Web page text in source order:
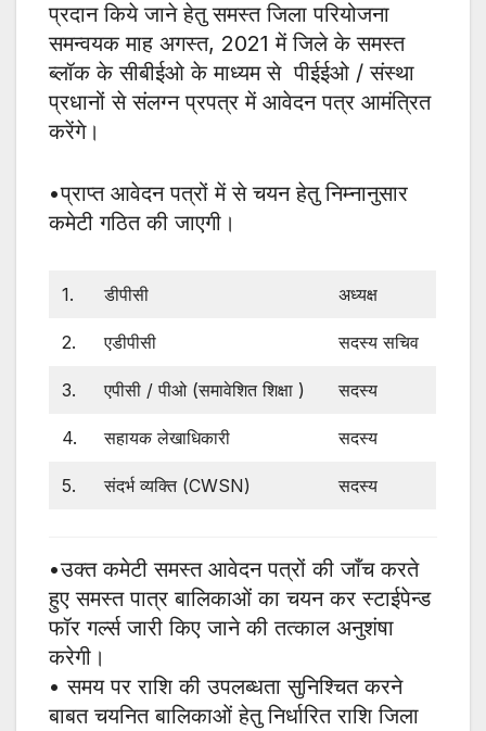
प्रदान किये जाने हेतु समस्त जिला परियोजना
समन्वयक माह अगस्त, 2021 में जिले के समस्त
ब्लॉक के सीबीईओ के माध्यम से पीईईओ / संस्था
प्रधानों से संलग्न प्रपत्र में आवेदन पत्र आमंत्रित
करेंगे।
•प्राप्त आवेदन पत्रों में से चयन हेतु निम्नानुसार
कमेटी गठित की जाएगी।
1. डीपीसी अध्यक्ष
2. एडीपीसी सदस्य सचिव
3. एपीसी / पीओ (समावेशित शिक्षा ) सदस्य
4. सहायक लेखाधिकारी सदस्य
5. संदर्भ व्यक्ति (CWSN) सदस्य
•उक्त कमेटी समस्त आवेदन पत्रों की जाँच करते
हुए समस्त पात्र बालिकाओं का चयन कर स्टाईपेन्ड
फॉर गर्ल्स जारी किए जाने की तत्काल अनुशंषा
करेगी।
• समय पर राशि की उपलब्धता सुनिश्चित करने
बाबत चयनित बालिकाओं हेतु निर्धारित राशि जिला